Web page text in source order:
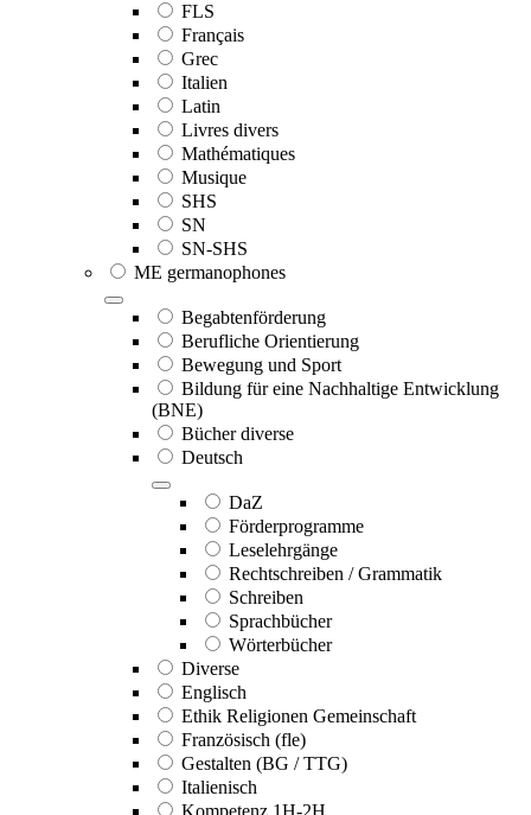
FLS
Français
Grec
Italien
Latin
Livres divers
Mathématiques
Musique
SHS
SN
SN-SHS
ME germanophones
Begabtenförderung
Berufliche Orientierung
Bewegung und Sport
Bildung für eine Nachhaltige Entwicklung
(BNE)
Bücher diverse
Deutsch
DaZ
Förderprogramme
Leselehrgänge
Rechtschreiben / Grammatik
Schreiben
Sprachbücher
Wörterbücher
Diverse
Englisch
Ethik Religionen Gemeinschaft
Französisch (fle)
Gestalten (BG / TTG)
Italienisch